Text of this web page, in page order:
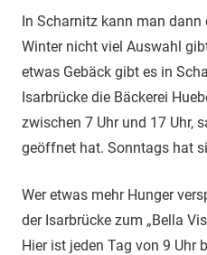
In Scharnitz kann man dann
Winter nicht viel Auswahl
etwas Gebäck gibt es in
Isarbrücke die Bäckerei
zwischen 7 Uhr und 17 Uhr,
geöffnet hat. Sonntags hat
Wer etwas mehr Hunger
der Isarbrücke zum „Bella
Hier ist jeden Tag von 9 Uhr